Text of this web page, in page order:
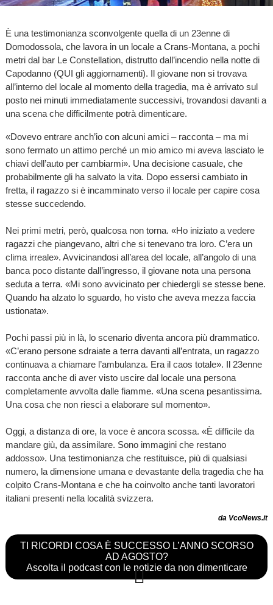
È una testimonianza sconvolgente quella di un 23enne di
Domodossola, che lavora in un locale a Crans-Montana, a pochi
metri dal bar Le Constellation, distrutto dall’incendio nella notte di
Capodanno (QUI gli aggiornamenti). Il giovane non si trovava
all’interno del locale al momento della tragedia, ma è arrivato sul
posto nei minuti immediatamente successivi, trovandosi davanti a
una scena che difficilmente potrà dimenticare.
«Dovevo entrare anch’io con alcuni amici – racconta – ma mi
sono fermato un attimo perché un mio amico mi aveva lasciato le
chiavi dell’auto per cambiarmi». Una decisione casuale, che
probabilmente gli ha salvato la vita. Dopo essersi cambiato in
fretta, il ragazzo si è incamminato verso il locale per capire cosa
stesse succedendo.
Nei primi metri, però, qualcosa non torna. «Ho iniziato a vedere
ragazzi che piangevano, altri che si tenevano tra loro. C’era un
clima irreale». Avvicinandosi all’area del locale, all’angolo di una
banca poco distante dall’ingresso, il giovane nota una persona
seduta a terra. «Mi sono avvicinato per chiedergli se stesse bene.
Quando ha alzato lo sguardo, ho visto che aveva mezza faccia
ustionata».
Pochi passi più in là, lo scenario diventa ancora più drammatico.
«C’erano persone sdraiate a terra davanti all’entrata, un ragazzo
continuava a chiamare l’ambulanza. Era il caos totale». Il 23enne
racconta anche di aver visto uscire dal locale una persona
completamente avvolta dalle fiamme. «Una scena pesantissima.
Una cosa che non riesci a elaborare sul momento».
Oggi, a distanza di ore, la voce è ancora scossa. «È difficile da
mandare giù, da assimilare. Sono immagini che restano
addosso». Una testimonianza che restituisce, più di qualsiasi
numero, la dimensione umana e devastante della tragedia che ha
colpito Crans-Montana e che ha coinvolto anche tanti lavoratori
italiani presenti nella località svizzera.
da VcoNews.it
TI RICORDI COSA È SUCCESSO L’ANNO SCORSO
AD AGOSTO?
Ascolta il podcast con le notizie da non dimenticare